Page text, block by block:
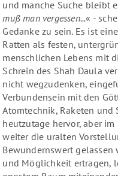
und manche Suche bleibt
muß man vergessen...« -
Gedanke zu sein. Es ist
Ratten als festen,
menschlichen Lebens mit
Schrein des Shah Daula
nicht wegzudenken,
Verbundensein mit den
Atomtechnik, Raketen
heutzutage hervor, aber
weiter die uralten
Bewundernswert gelassen
und Möglichkeit ertragen,